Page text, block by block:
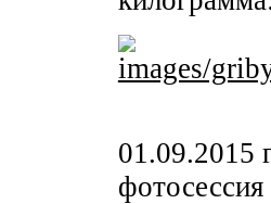
01.09.2015